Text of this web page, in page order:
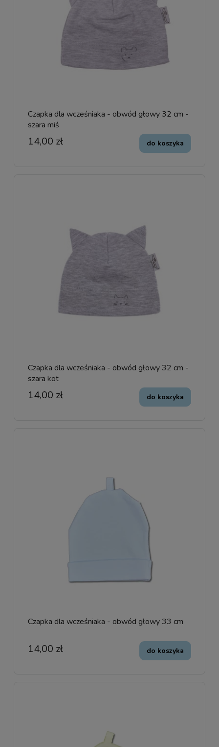
Czapka dla wcześniaka - obwód głowy 32 cm -
szara miś
14,00 zł do koszyka
Czapka dla wcześniaka - obwód głowy 32 cm -
szara kot
14,00 zł do koszyka
Czapka dla wcześniaka - obwód głowy 33 cm
14,00 zł do koszyka